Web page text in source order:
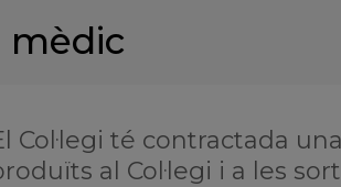
mèdic
Col·legi té contractada
al Col·legi i a les